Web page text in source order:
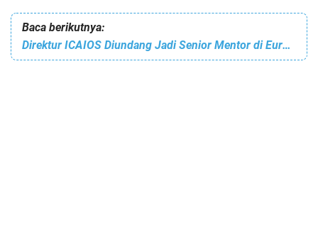
Baca berikutnya:
Direktur ICAIOS Diundang Jadi Senior Mentor di EuroSEAS